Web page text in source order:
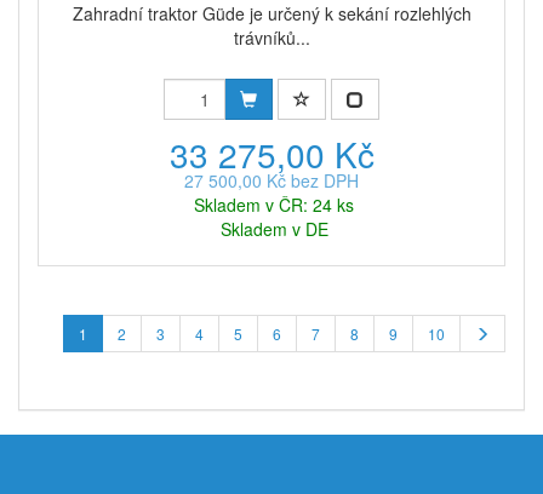
Zahradní traktor Güde je určený k sekání rozlehlých
trávníků...
33 275,00 Kč
27 500,00 Kč bez DPH
Skladem v ČR: 24 ks
Skladem v DE
1 2 3 4 5 6 7 8 9 10